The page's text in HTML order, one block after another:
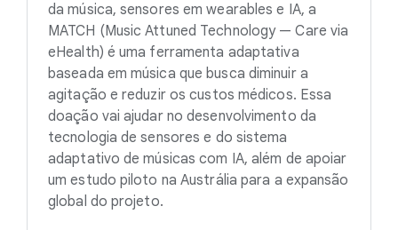
da música, sensores em wearables e IA, a
MATCH (Music Attuned Technology — Care via
eHealth) é uma ferramenta adaptativa
baseada em música que busca diminuir a
agitação e reduzir os custos médicos. Essa
doação vai ajudar no desenvolvimento da
tecnologia de sensores e do sistema
adaptativo de músicas com IA, além de apoiar
um estudo piloto na Austrália para a expansão
global do projeto.